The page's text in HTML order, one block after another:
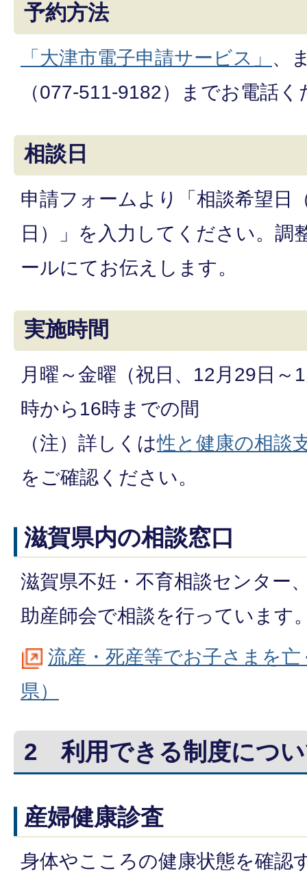
予約方法
「大津市電子申請サービス」 、
（077-511-9182）までお電話
相談日
申請フォームより「相談希望日
日）」を入力してください。調
ールにてお伝えします。
実施時間
月曜～金曜（祝日、12月29日～
時から16時までの間
（注）詳しくは性と健康の相談
をご確認ください。
滋賀県内の相談窓口
滋賀県不妊・不育相談センター
助産師会で相談を行っています
流産・死産等でお子さまを
県）
2 利用できる制度につ
産婦健康診査
身体やこころの健康状態を確認